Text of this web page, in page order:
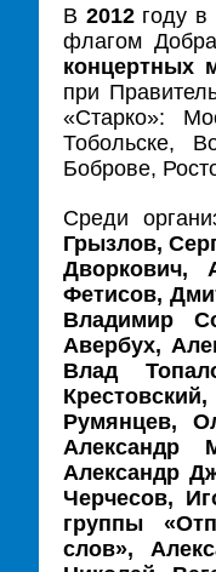
В 2012году в
флагом
концертных
при
«Старко»:
Тобольске,
Боброве,
Среди
Грызлов,
Дворкович,
Фетисов,
Владимир
Авербух,
Влад
Румянцев,
Александр
Александр
Черчесов,
группы
слов»,